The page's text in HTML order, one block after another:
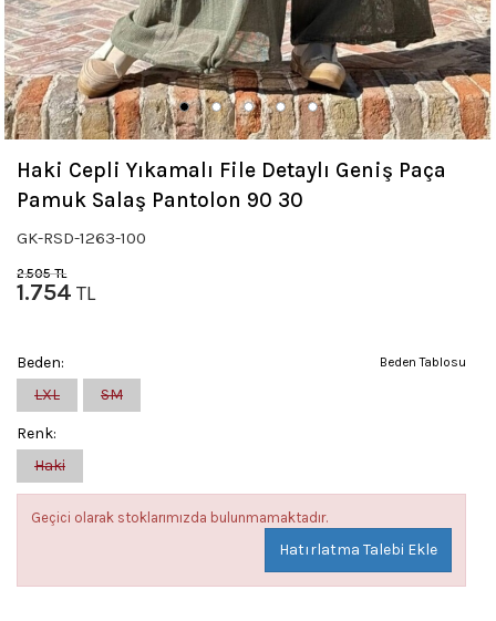
Haki Cepli Yıkamalı File Detaylı Geniş Paça
Pamuk Salaş Pantolon 90 30
GK-RSD-1263-100
2.505TL
1.754 TL
Beden Tablosu
Beden:
LXL
SM
Renk:
Haki
Geçici olarak stoklarımızda bulunmamaktadır.
Hatırlatma Talebi Ekle